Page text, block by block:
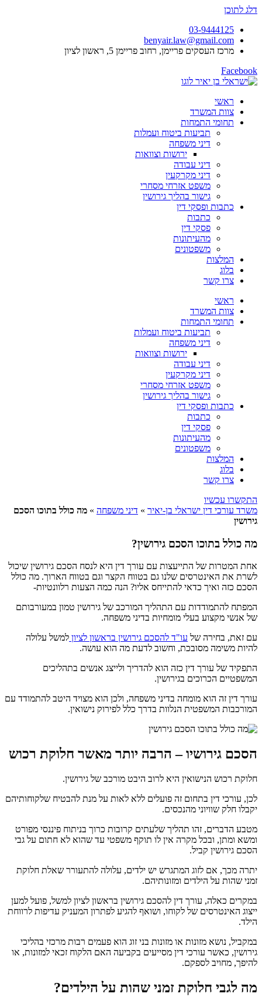
דלג לתוכן
03-9444125
benyair.law@gmail.com
מרכז העסקים פריימן, רחוב פריימן 5, ראשון לציון
Facebook
ראשי
צוות המשרד
תחומי התמחות
תביעות ביטוח ועמלות
דיני משפחה
ירושות וצוואות
דיני עבודה
דיני מקרקעין
משפט אזרחי מסחרי
גישור בהליך גירושין
כתבות ופסקי דין
כתבות
פסקי דין
מהעיתונות
משפטונים
המלצות
בלוג
צרו קשר
ראשי
צוות המשרד
תחומי התמחות
תביעות ביטוח ועמלות
דיני משפחה
ירושות וצוואות
דיני עבודה
דיני מקרקעין
משפט אזרחי מסחרי
גישור בהליך גירושין
כתבות ופסקי דין
כתבות
פסקי דין
מהעיתונות
משפטונים
המלצות
בלוג
צרו קשר
התקשרו עכשיו
משרד עורכי דין ישראלי בן-יאיר » דיני משפחה » מה כולל בתוכו הסכם
גירושין
מה כולל בתוכו הסכם גירושין?
אחת המטרות של התייעצות עם עורך דין היא לנסח הסכם גירושין שיכול
לשרת את האינטרסים שלנו גם בטווח הקצר וגם בטווח הארוך. מה כולל
הסכם כזה ואיך כדאי להתייחס אליו? הנה כמה הצעות רלוונטיות-
המפתח להתמודדות עם התהליך המורכב של גירושין טמון במעורבותם
של אנשי מקצוע בעלי מומחיות בדיני משפחה.
עם זאת, בחירה של עו"ד להסכם גירושין בראשון לציון למשל עלולה
להיות משימה מסובכת, וחשוב לדעת מה הוא עושה.
התפקיד של עורך דין כזה הוא להדריך ולייצג אנשים בתהליכים
המשפטיים הכרוכים בגירושין.
עורך דין זה הוא מומחה בדיני משפחה, ולכן הוא מצויד היטב להתמודד עם
המורכבות המשפטית הנלוות בדרך כלל לפירוק נישואין.
הסכם גירושיו – הרבה יותר מאשר חלוקת רכוש
חלוקת רכוש הנישואין היא לרוב היבט מורכב של גירושין.
לכן, עורכי דין בתחום זה פועלים ללא לאות על מנת להבטיח שלקוחותיהם
יקבלו חלק שוויוני מהנכסים.
מטבע הדברים, זהו תהליך שלעתים קרובות כרוך בניתוח פיננסי מפורט
ומשא ומתן, ובכל מקרה אין לו תוקף משפטי עד שהוא לא חתום על גבי
הסכם גירושין קביל.
יתרה מכך, אם לזוג המתגרש יש ילדים, עלולה להתעורר שאלת חלוקת
זמני שהות על הילדים ומזונותיהם.
במקרים כאלה, עורך דין להסכם גירושין בראשון לציון למשל, פועל למען
ייצוג האינטרסים של לקוחו, ושואף להגיע לפתרון המעניק עדיפות לרווחת
הילד.
במקביל, נושא מזונות או מזונות בני זוג הוא פעמים רבות מרכזי בהליכי
גירושין, כאשר עורכי דין מסייעים בקביעה האם הלקוח זכאי למזונות, או
להיפך, מחויב לספקם.
מה לגבי חלוקת זמני שהות על הילדים?